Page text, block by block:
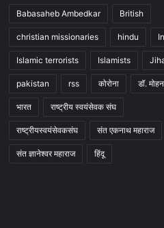
Babasaheb Ambedkar British
christian missionaries hindu
Islamic terrorists Islamists
pakistan rss कोरोना डॉ.
भारत राष्ट्रीय स्वयंसेवक संघ
राष्ट्रीयस्वयंसेवकसंघ संत एकनाथ महाराज
संत ज्ञानेश्वर महाराज हिंदू